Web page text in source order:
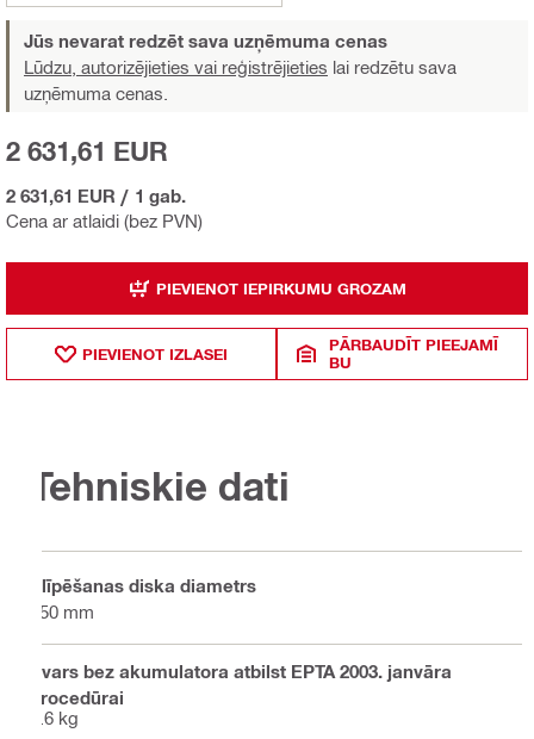
Jūs nevarat redzēt sava uzņēmuma cenas
Lūdzu, autorizējieties vai reģistrējieties lai redzētu sava
uzņēmuma cenas.
Cena ar atlaidi (bez PVN)
2 631,61 EUR
2 631,61 EUR / 1 gab.
PIEVIENOT IEPIRKUMU GROZAM
PIEVIENOT IZLASEI
PĀRBAUDĪT PIEEJAMĪ
BU
Tehniskie dati
Slīpēšanas diska diametrs
150 mm
Svars bez akumulatora atbilst EPTA 2003. janvāra
procedūrai
5.6 kg